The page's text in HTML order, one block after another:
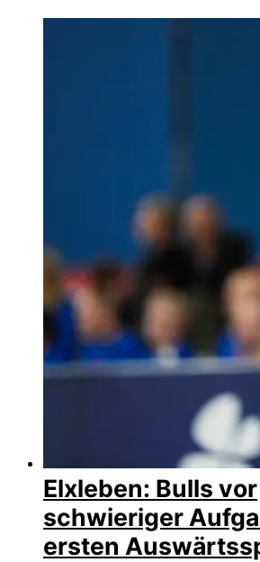
Elxleben: Bulls vor
schwieriger
ersten